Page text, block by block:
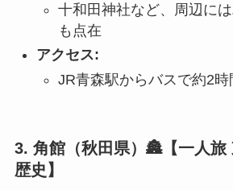
十和田神社など、周辺に
も点在
アクセス:
JR青森駅からバスで約2時
3. 角館（秋田県）🏯【一人旅
歴史】